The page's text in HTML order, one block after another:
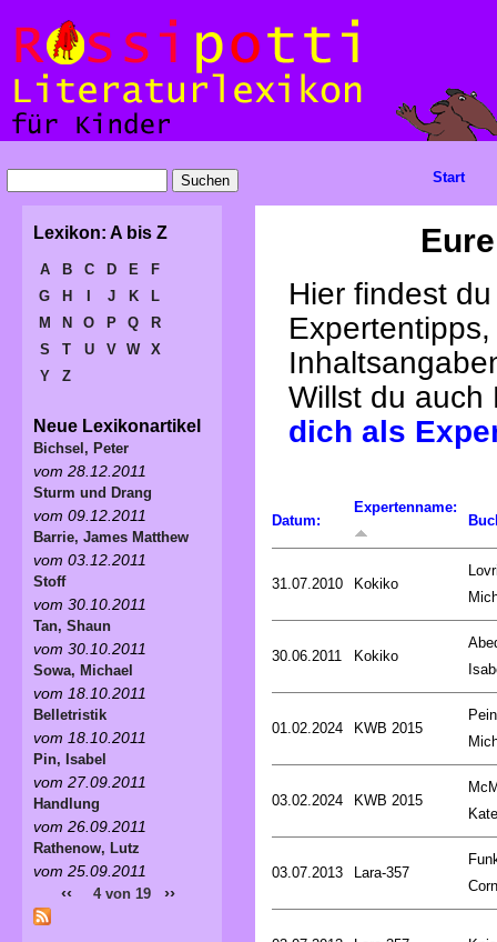
Hier findest
Willst du
dich als
Datum:
Expertenname:
31.07.2010 Kokiko
30.06.2011 Kokiko
01.02.2024 KWB 2015
03.02.2024 KWB 2015
Kate
03.07.2013 Lara-357
Start
Lexikon: A bis Z
A B C D E
F
G
H J K
L
M
N O P Q
R
S
T U V W
X
Y
Z
Neue Lexikonartikel
Bichsel, Peter
vom 28.12.2011
Sturm und Drang
vom 09.12.2011
Barrie, James Matthew
vom 03.12.2011
Stoff
vom 30.10.2011
Tan, Shaun
vom 30.10.2011
Sowa, Michael
vom 18.10.2011
Belletristik
vom 18.10.2011
Pin, Isabel
vom 27.09.2011
Handlung
vom 26.09.2011
Rathenow, Lutz
vom 25.09.2011
‹‹ 4 von 19 ››